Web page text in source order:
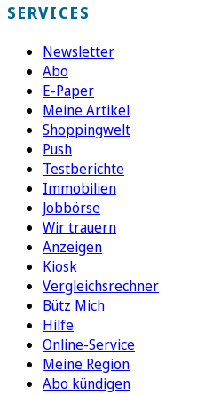
SERVICES
Newsletter
Abo
E-Paper
Meine Artikel
Shoppingwelt
Push
Testberichte
Immobilien
Jobbörse
Wir trauern
Anzeigen
Kiosk
Vergleichsrechner
Bütz Mich
Hilfe
Online-Service
Meine Region
Abo kündigen